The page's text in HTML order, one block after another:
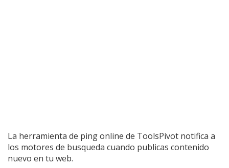
La herramienta de ping online de ToolsPivot notifica a
los motores de busqueda cuando publicas contenido
nuevo en tu web.